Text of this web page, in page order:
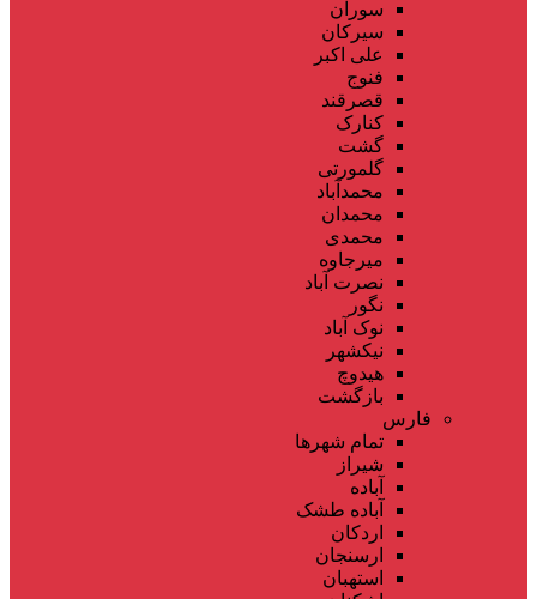
سوران
سیرکان
علی اکبر
فنوج
قصرقند
کنارک
گشت
گلمورتی
محمدآباد
محمدان
محمدی
میرجاوه
نصرت آباد
نگور
نوک آباد
نیکشهر
هیدوچ
بازگشت
فارس
تمام شهر‌ها
شیراز
آباده
آباده طشک
اردکان
ارسنجان
استهبان